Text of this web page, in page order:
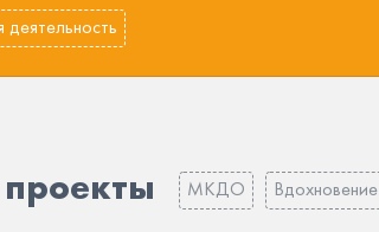
МКДО Вдохновение